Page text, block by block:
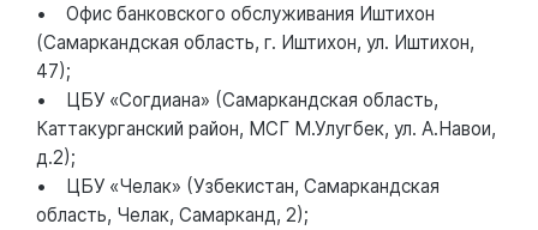
• Офис банковского обслуживания Иштихон
(Самаркандская область, г. Иштихон, ул. Иштихон,
47);
• ЦБУ «Согдиана» (Самаркандская область,
Каттакурганский район, МСГ М.Улугбек, ул. А.Навои,
д.2);
• ЦБУ «Челак» (Узбекистан, Самаркандская
область, Челак, Самарканд, 2);